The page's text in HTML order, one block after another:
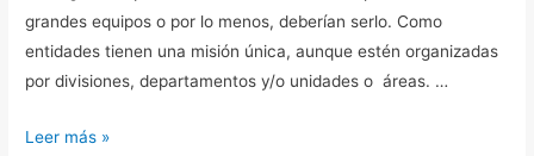
grandes equipos o por lo menos, deberían serlo. Como
entidades tienen una misión única, aunque estén organizadas
por divisiones, departamentos y/o unidades o áreas. …
Leer más »